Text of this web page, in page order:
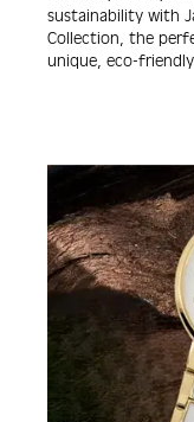
sustainability with
Collection, the
unique, eco-